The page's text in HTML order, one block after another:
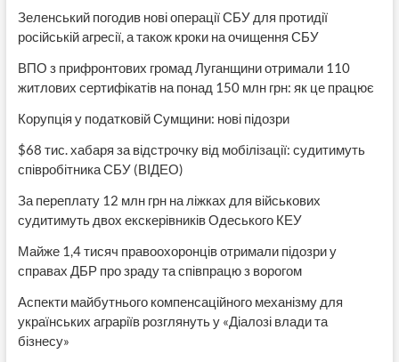
Зеленський погодив нові операції СБУ для протидії
російській агресії, а також кроки на очищення СБУ
ВПО з прифронтових громад Луганщини отримали 110
житлових сертифікатів на понад 150 млн грн: як це працює
Корупція у податковій Сумщини: нові підозри
$68 тис. хабаря за відстрочку від мобілізації: судитимуть
співробітника СБУ (ВІДЕО)
За переплату 12 млн грн на ліжках для військових
судитимуть двох екскерівників Одеського КЕУ
Майже 1,4 тисяч правоохоронців отримали підозри у
справах ДБР про зраду та співпрацю з ворогом
Аспекти майбутнього компенсаційного механізму для
українських аграріїв розглянуть у «Діалозі влади та
бізнесу»